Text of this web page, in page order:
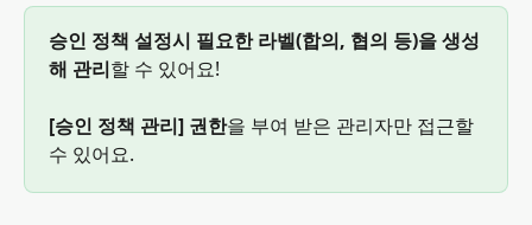
승인 정책 설정시 필요한 라벨(합의, 협의 등)을 생성
해 관리할 수 있어요!
[승인 정책 관리] 권한을 부여 받은 관리자만 접근할
수 있어요.